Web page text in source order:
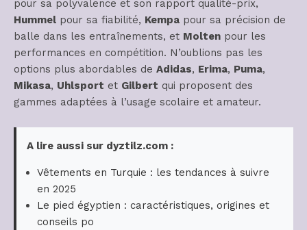
pour sa polyvalence et son rapport qualité-prix,
Hummel pour sa fiabilité, Kempa pour sa précision de
balle dans les entraînements, et Molten pour les
performances en compétition. N’oublions pas les
options plus abordables de Adidas, Erima, Puma,
Mikasa, Uhlsport et Gilbert qui proposent des
gammes adaptées à l’usage scolaire et amateur.
A lire aussi sur dyztilz.com :
Vêtements en Turquie : les tendances à suivre
en 2025
Le pied égyptien : caractéristiques, origines et
conseils po